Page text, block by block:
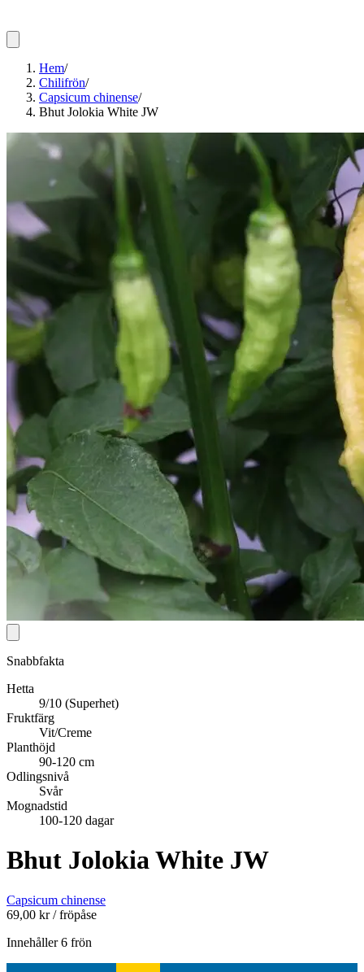
Hem/
Chilifrön/
Capsicum chinense/
Bhut Jolokia White JW
Snabbfakta
Hetta
9/10 (Superhet)
Fruktfärg
Vit/Creme
Planthöjd
90-120 cm
Odlingsnivå
Svår
Mognadstid
100-120 dagar
Bhut Jolokia White JW
Capsicum chinense
69,00 kr / fröpåse
Innehåller 6 frön